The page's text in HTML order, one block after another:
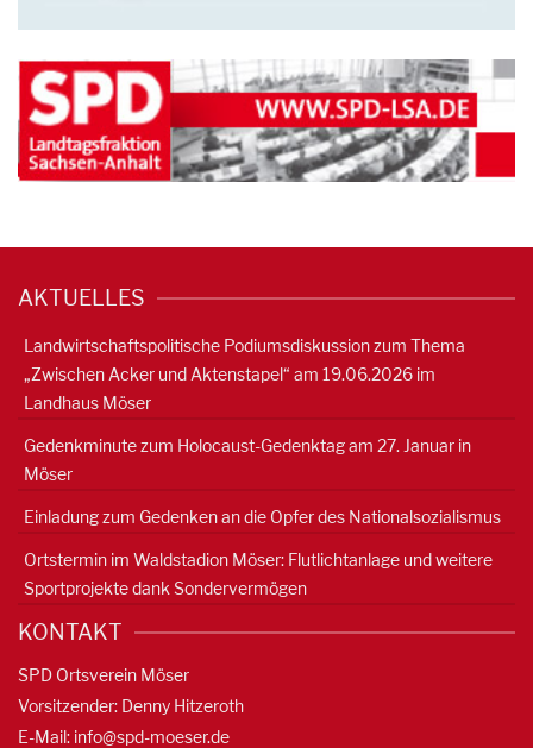
AKTUELLES
Landwirtschaftspolitische Podiumsdiskussion zum Thema
„Zwischen Acker und Aktenstapel“ am 19.06.2026 im
Landhaus Möser
Gedenkminute zum Holocaust-Gedenktag am 27. Januar in
Möser
Einladung zum Gedenken an die Opfer des Nationalsozialismus
Ortstermin im Waldstadion Möser: Flutlichtanlage und weitere
Sportprojekte dank Sondervermögen
KONTAKT
SPD Ortsverein Möser
Vorsitzender: Denny Hitzeroth
E-Mail: info@spd-moeser.de